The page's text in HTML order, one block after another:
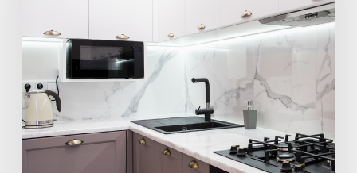
facilidade
rapidez